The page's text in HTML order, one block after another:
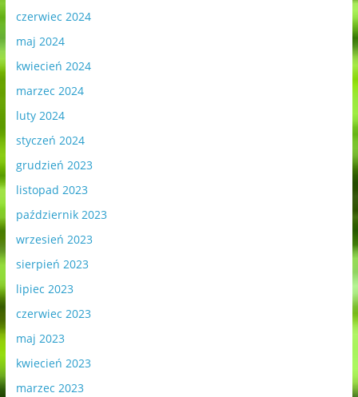
czerwiec 2024
maj 2024
kwiecień 2024
marzec 2024
luty 2024
styczeń 2024
grudzień 2023
listopad 2023
październik 2023
wrzesień 2023
sierpień 2023
lipiec 2023
czerwiec 2023
maj 2023
kwiecień 2023
marzec 2023